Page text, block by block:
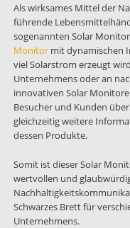
Als wirksames Mittel der
führende
sogenannten Solar
Monitormit dynamischen
viel Solarstrom erzeugt
Unternehmens oder an
innovativen Solar
Besucher und Kunden
gleichzeitig weitere
dessen Produkte.
Somit ist dieser Solar
wertvollen und
Schwarzes Brett für
Unternehmens.